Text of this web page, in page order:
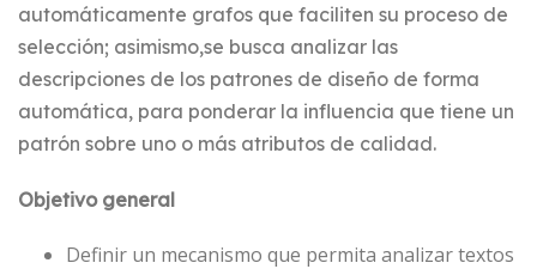
automáticamente grafos que faciliten su proceso de
selección; asimismo,se busca analizar las
descripciones de los patrones de diseño de forma
automática, para ponderar la influencia que tiene un
patrón sobre uno o más atributos de calidad.
Objetivo general
Definir un mecanismo que permita analizar textos